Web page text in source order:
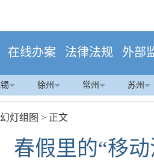
在线办案 法律法规 外部
徐州 常州 苏州
幻灯组图 > 正文
春假里的“移